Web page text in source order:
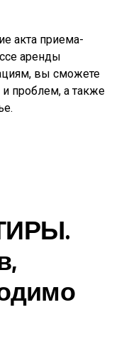
акта приема-
аренды
вы сможете
и проблем, а также